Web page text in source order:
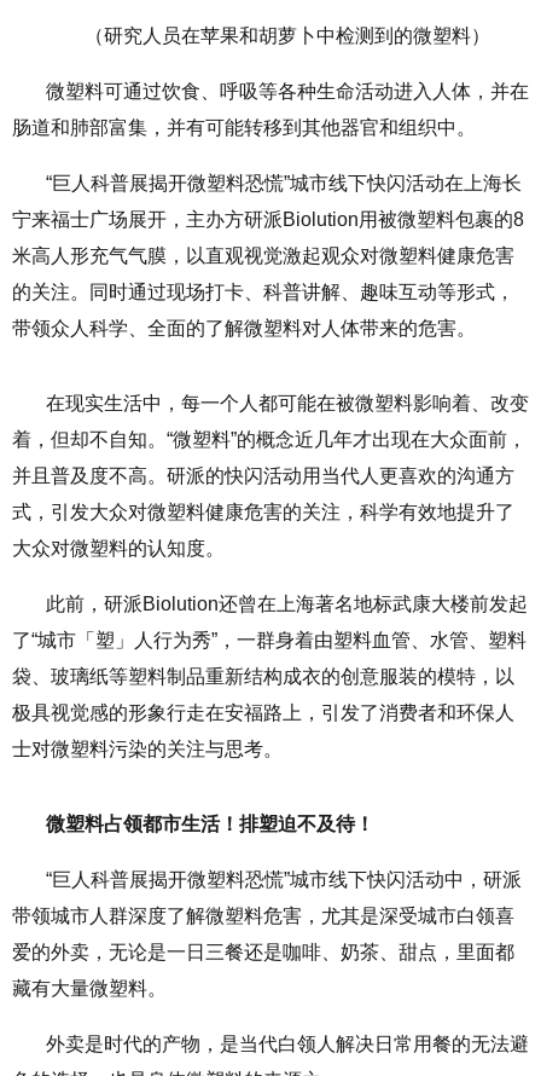
（研究人员在苹果和胡萝卜中检测到的微塑料）
微塑料可通过饮食、呼吸等各种生命活动进入人体，并在
肠道和肺部富集，并有可能转移到其他器官和组织中。
“巨人科普展揭开微塑料恐慌”城市线下快闪活动在上海长
宁来福士广场展开，主办方研派Biolution用被微塑料包裹的8
米高人形充气气膜，以直观视觉激起观众对微塑料健康危害
的关注。同时通过现场打卡、科普讲解、趣味互动等形式，
带领众人科学、全面的了解微塑料对人体带来的危害。
在现实生活中，每一个人都可能在被微塑料影响着、改变
着，但却不自知。“微塑料”的概念近几年才出现在大众面前，
并且普及度不高。研派的快闪活动用当代人更喜欢的沟通方
式，引发大众对微塑料健康危害的关注，科学有效地提升了
大众对微塑料的认知度。
此前，研派Biolution还曾在上海著名地标武康大楼前发起
了“城市「塑」人行为秀”，一群身着由塑料血管、水管、塑料
袋、玻璃纸等塑料制品重新结构成衣的创意服装的模特，以
极具视觉感的形象行走在安福路上，引发了消费者和环保人
士对微塑料污染的关注与思考。
微塑料占领都市生活！排塑迫不及待！
“巨人科普展揭开微塑料恐慌”城市线下快闪活动中，研派
带领城市人群深度了解微塑料危害，尤其是深受城市白领喜
爱的外卖，无论是一日三餐还是咖啡、奶茶、甜点，里面都
藏有大量微塑料。
外卖是时代的产物，是当代白领人解决日常用餐的无法避